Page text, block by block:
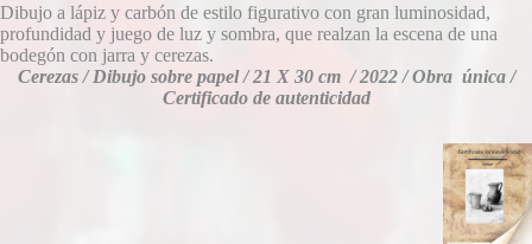
Dibujo a lápiz y carbón de estilo figurativo con gran luminosidad,
profundidad y juego de luz y sombra, que realzan la escena de una
bodegón con jarra y cerezas.
Cerezas / Dibujo sobre papel / 21 X 30 cm / 2022 / Obra única /
Certificado de autenticidad